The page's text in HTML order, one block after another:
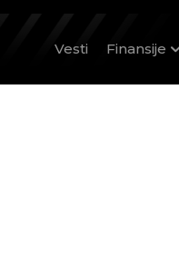
Vesti Finansije